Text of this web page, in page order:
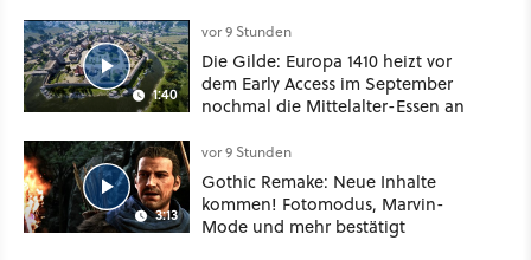
Klasse
1:40
vor 9 Stunden
Die Gilde: Europa 1410 heizt vor
dem Early Access im September
nochmal die Mittelalter-Essen an
3:13
vor 9 Stunden
Gothic Remake: Neue Inhalte
kommen! Fotomodus, Marvin-
Mode und mehr bestätigt